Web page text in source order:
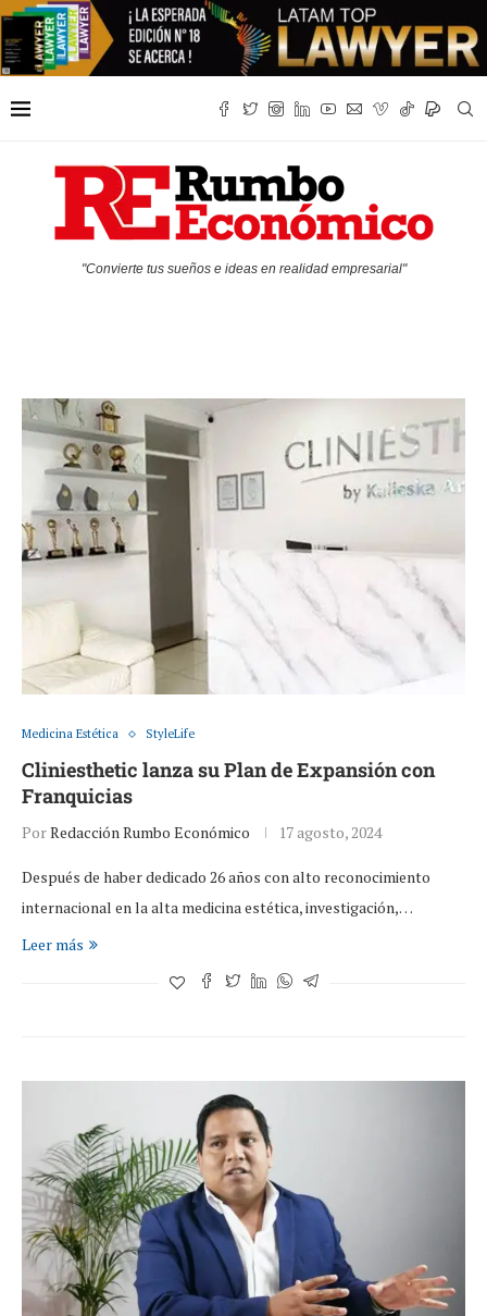
"Convierte tus sueños e ideas en realidad empresarial"
Medicina Estética StyleLife
Cliniesthetic lanza su Plan de Expansión con
Franquicias
PorRedacción Rumbo Económico 17 agosto, 2024
Después de haber dedicado 26 años con alto reconocimiento
internacional en la alta medicina estética, investigación,…
Leer más